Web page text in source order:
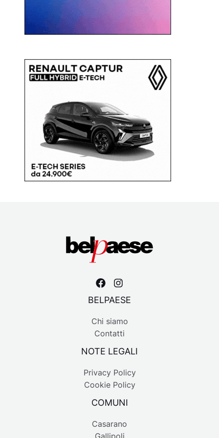
BELPAESE
Chi siamo
Contatti
NOTE LEGALI
Privacy Policy
Cookie Policy
COMUNI
Casarano